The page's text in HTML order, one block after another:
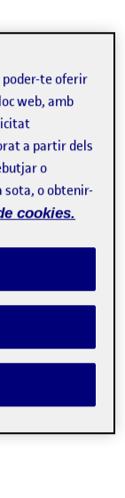
de interactivos
poder-te oferir
web, amb
a partir dels
o
sota, o obtenir-
cookies.